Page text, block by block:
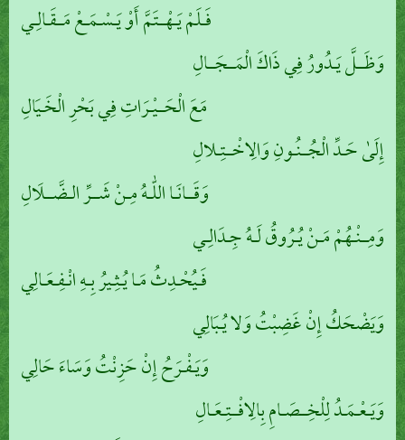
فَـلَمْ يَـهْــتَمَّ أَوْ يَـسْـمَـعْ مَــقَـالِـي
وَظَــلَّ يَـدُورُ فِي ذَاكَ الْمَــجَــالِ
مَعَ الْحَــيْـرَاتِ فِي بَحْرِ الْخَـيَالِ
إِلَىٰ حَـدِّ الْجُــنُـونِ وَالِاخْــتِـلالِ
وَقَــانَـا اللّٰـهُ مِـنْ شَــرِّ الـضَّــلَالِ
وَمِــنْـهُمْ مَـنْ يُـرُوقُ لَـهُ جِـدَالِـي
فَـيُحْـدِثُ مَـا يُـثِـيرُ بِـهِ انْـفِـعَـالِي
وَيَضْحَكُ إِنْ غَضِبْتُ وَلا يُـبَالِي
وَيَـفْـرَحُ إِنْ حَزِنْتُ وَسَاءَ حَالِي
وَيَـعْـمَـدُ لِلْخِــصَـامِ بِالِافْــتِـعَـالِ